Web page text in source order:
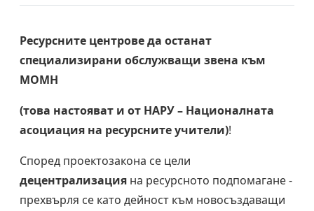
Ресурсните центрове да останат
специализирани обслужващи звена към
МОМН
(това настояват и от НАРУ – Националната
асоциация на ресурсните учители)!
Според проектозакона се цели
децентрализация на ресурсното подпомагане -
прехвърля се като дейност към новосъздаващи